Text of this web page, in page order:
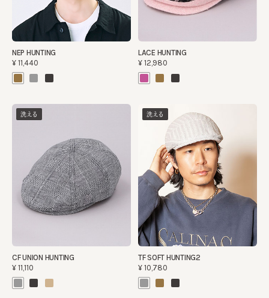
NEP HUNTING
¥11,440
LACE HUNTING
¥12,980
洗える
CF UNION HUNTING
¥11,110
洗える
TF SOFT HUNTING2
¥10,780